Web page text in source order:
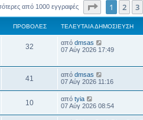
από 1000 εγγραφές Σελίδα1 από
1 2 3
ΠΡΟΒΟΛΈΣ ΤΕΛΕΥΤΑΊΑ ΔΗΜΟΣΊΕΥΣΗ
32
β
Τ
ε
τ
α
ί
α
δ
από dmsas
07 Αύγ 2026 17:49
41
ρ
Τ
ε
υ
τ
α
από dmsas
07 Αύγ 2026 11:16
10Π
ρ
Τ
ε
από tyia
07 Αύγ 2026 08:54